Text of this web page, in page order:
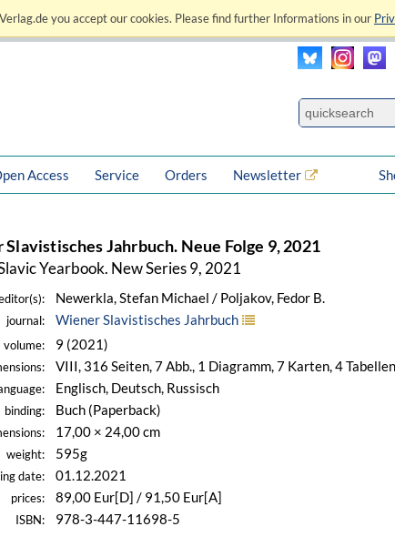
you accept our cookies. Please find further Informations in our
Access Service Orders Newsletter
Jahrbuch. Neue Folge 9, 2021
Yearbook. New Series 9, 2021
Newerkla, Stefan Michael / Poljakov, Fedor B.
journal: Wiener Slavistisches Jahrbuch
volume: 9 (2021)
VIII, 316 Seiten, 7 Abb., 1 Diagramm, 7 Karten, 4 Tabellen
Englisch, Deutsch, Russisch
binding: Buch (Paperback)
17,00 × 24,00 cm
weight: 595g
date: 01.12.2021
prices: 89,00 Eur[D] / 91,50 Eur[A]
ISBN: 978-3-447-11698-5